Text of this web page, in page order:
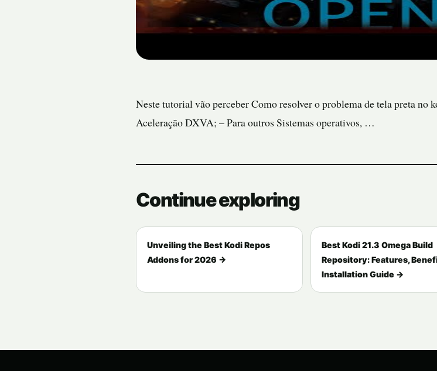
Neste tutorial vão perceber Como resolver o problema de tela preta no
Aceleração DXVA; – Para outros Sistemas operativos, …
Continue exploring
Unveiling the Best Kodi Repos
Addons for 2026 →
Best Kodi 21.3 Omega Build
Repository: Features,
Installation Guide →